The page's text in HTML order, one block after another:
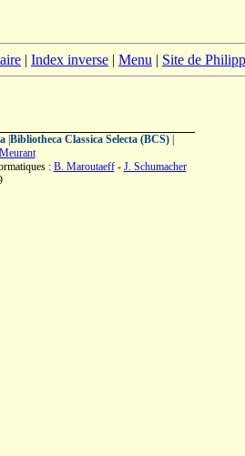
| Index inverse | Menu | Site de
| Bibliotheca Classica Selecta (BCS)|
: B. Maroutaeff- J. Schumacher